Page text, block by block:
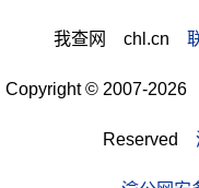
我查网 chl.cn
Copyright © 2007-
Reserved